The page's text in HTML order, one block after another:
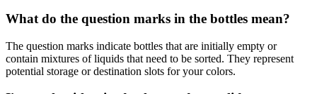
What do the question marks in the bottles mean?
The question marks indicate bottles that are initially empty or
contain mixtures of liquids that need to be sorted. They represent
potential storage or destination slots for your colors.